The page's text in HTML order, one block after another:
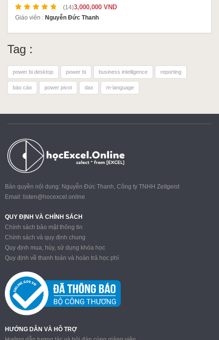
(14)3,000,000 VND
Giáo viên : Nguyễn Đức Thanh
Tag :
power bi desktop power bi business intelligence reporting
báo cáo power pivot dax m-language
Bản quyền nội dung: Nguyễn Đức Thanh, Công ty TNHH Zeitgeist
Email: listen@hocexcel.online
QUY ĐỊNH VÀ CHÍNH SÁCH
Chính sách bảo mật thông tin
Chính sách và quy định chung
Quy định mua, hủy, sử dụng khóa học
Quy định về thanh toán và hoàn trả học phí
HƯỚNG DẪN VÀ HỖ TRỢ